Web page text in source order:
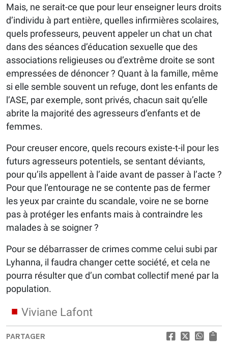
Mais, ne serait-ce que pour leur enseigner leurs droits
d’individu à part entière, quelles infirmières scolaires,
quels professeurs, peuvent appeler un chat un chat
dans des séances d’éducation sexuelle que des
associations religieuses ou d’extrême droite se sont
empressées de dénoncer ? Quant à la famille, même
si elle semble souvent un refuge, dont les enfants de
l’ASE, par exemple, sont privés, chacun sait qu’elle
abrite la majorité des agresseurs d’enfants et de
femmes.
Pour creuser encore, quels recours existe-t-il pour les
futurs agresseurs potentiels, se sentant déviants,
pour qu’ils appellent à l’aide avant de passer à l’acte ?
Pour que l’entourage ne se contente pas de fermer
les yeux par crainte du scandale, voire ne se borne
pas à protéger les enfants mais à contraindre les
malades à se soigner ?
Pour se débarrasser de crimes comme celui subi par
Lyhanna, il faudra changer cette société, et cela ne
pourra résulter que d’un combat collectif mené par la
population.
Viviane Lafont
PARTAGER